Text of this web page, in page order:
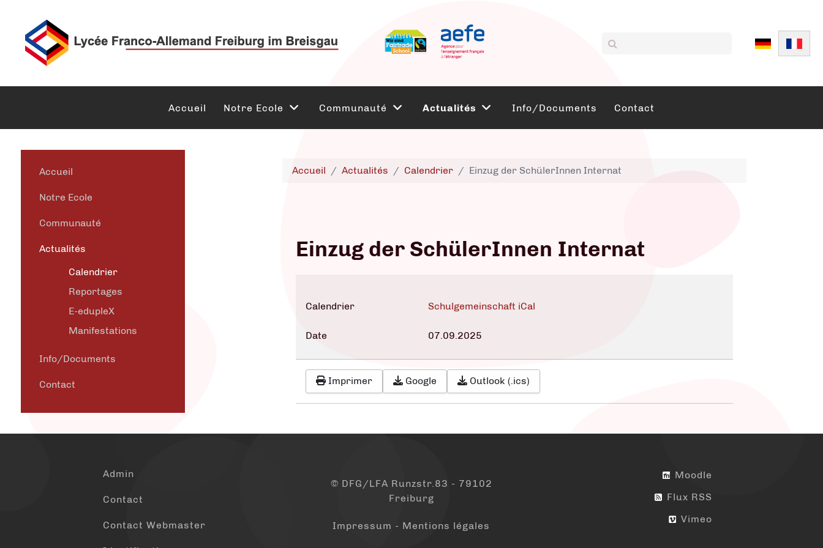
Sélectionnez
Accueil Notre Ecole Communauté Actualités Info/Documents Contact
Accueil
Notre Ecole
Communauté
Actualités
Calendrier
Reportages
E-edupleX
Manifestations
Info/Documents
Contact
Accueil Actualités Calendrier Einzug der SchülerInnen Internat
Einzug der SchülerInnen Internat
Calendrier Schulgemeinschaft iCal
Date 07.09.2025
Imprimer Google Outlook (.ics)
Admin
Contact
Contact Webmaster
© DFG/LFA Runzstr.83 - 79102
Freiburg
Impressum - Mentions légales
Moodle
Flux RSS
Vimeo